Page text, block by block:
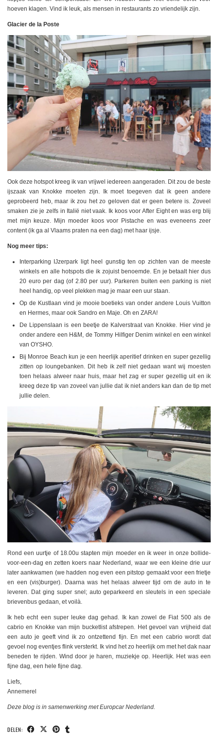
hoeven klagen. Vind ik leuk, als mensen in restaurants zo vriendelijk zijn.
Glacier de la Poste
Ook deze hotspot kreeg ik van vrijwel iedereen aangeraden. Dit zou de beste
ijszaak van Knokke moeten zijn. Ik moet toegeven dat ik geen andere
geprobeerd heb, maar ik zou het zo geloven dat er geen betere is. Zoveel
smaken zie je zelfs in Italië niet vaak. Ik koos voor After Eight en was erg blij
met mijn keuze. Mijn moeder koos voor Pistache en was eveneens zeer
content (ik ga al Vlaams praten na een dag) met haar ijsje.
Nog meer tips:
Interparking IJzerpark ligt heel gunstig ten op zichten van de meeste
winkels en alle hotspots die ik zojuist benoemde. En je betaalt hier dus
20 euro per dag (of 2.80 per uur). Parkeren buiten een parking is niet
heel handig, op veel plekken mag je maar een uur staan.
Op de Kustlaan vind je mooie boetieks van onder andere Louis Vuitton
en Hermes, maar ook Sandro en Maje. Oh en ZARA!
De Lippenslaan is een beetje de Kalverstraat van Knokke. Hier vind je
onder andere een H&M, de Tommy Hilfiger Denim winkel en een winkel
van OYSHO.
Bij Monroe Beach kun je een heerlijk aperitief drinken en super gezellig
zitten op loungebanken. Dit heb ik zelf niet gedaan want wij moesten
toen helaas alweer naar huis, maar het zag er super gezellig uit en ik
kreeg deze tip van zoveel van jullie dat ik niet anders kan dan de tip met
jullie delen.
Rond een uurtje of 18.00u stapten mijn moeder en ik weer in onze bollide-
voor-een-dag en zetten koers naar Nederland, waar we een kleine drie uur
later aankwamen (we hadden nog even een pitstop gemaakt voor een frietje
en een (vis)burger). Daarna was het helaas alweer tijd om de auto in te
leveren. Dat ging super snel; auto geparkeerd en sleutels in een speciale
brievenbus gedaan, et voilà.
Ik heb echt een super leuke dag gehad. Ik kan zowel de Fiat 500 als de
cabrio en Knokke van mijn bucketlist afstrepen. Het gevoel van vrijheid dat
een auto je geeft vind ik zo ontzettend fijn. En met een cabrio wordt dat
gevoel nog eventjes flink versterkt. Ik vind het zo heerlijk om met het dak naar
beneden te rijden. Wind door je haren, muziekje op. Heerlijk. Het was een
fijne dag, een hele fijne dag.
Liefs,
Annemerel
Deze blog is in samenwerking met Europcar Nederland.
DELEN: